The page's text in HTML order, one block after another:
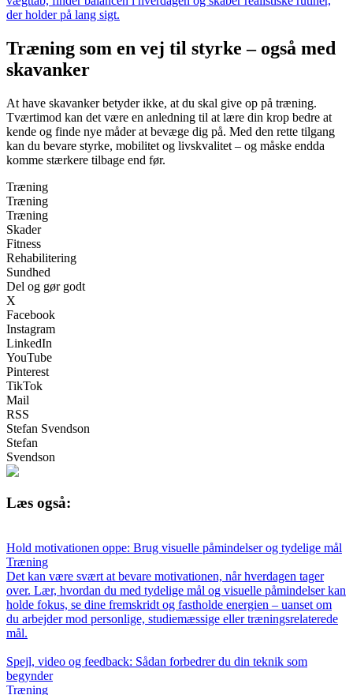
der holder på lang sigt.
Træning som en vej til styrke – også med
skavanker
At have skavanker betyder ikke, at du skal give op på træning.
Tværtimod kan det være en anledning til at lære din krop bedre at
kende og finde nye måder at bevæge dig på. Med den rette tilgang
kan du bevare styrke, mobilitet og livskvalitet – og måske endda
komme stærkere tilbage end før.
Træning
Træning
Træning
Skader
Fitness
Rehabilitering
Sundhed
Del og gør godt
X
Facebook
Instagram
LinkedIn
YouTube
Pinterest
TikTok
Mail
RSS
Stefan Svendson
Stefan
Svendson
Læs også:
Hold motivationen oppe: Brug visuelle påmindelser og tydelige mål
Træning
Det kan være svært at bevare motivationen, når hverdagen tager
over. Lær, hvordan du med tydelige mål og visuelle påmindelser kan
holde fokus, se dine fremskridt og fastholde energien – uanset om
du arbejder mod personlige, studiemæssige eller træningsrelaterede
mål.
Spejl, video og feedback: Sådan forbedrer du din teknik som
begynder
Træning